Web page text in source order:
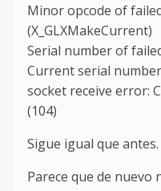
Minor opcode of
(X_GLXMakeCurrent)
Serial number of
Current serial
socket receive error:
(104)
Sigue igual que antes.
Parece que de nuevo